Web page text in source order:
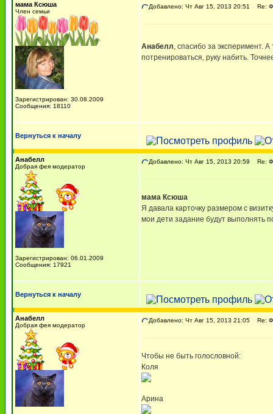
мама Ксюша
Член семьи
Зарегистрирован: 30.08.2009
Сообщения: 18110
Добавлено: Чт Авг 15, 2013 20:51 Re:
Анабелл, спасибо за эксперимент.
потренироваться, руку набить.
Вернуться к началу
Анабелл
Добрая фея модератор
Зарегистрирован: 06.01.2009
Сообщения: 17921
Добавлено: Чт Авг 15, 2013 20:59 Re:
мама Ксюша
Я давала карточку размером с
мои дети задание будут выполнять
Вернуться к началу
Анабелл
Добрая фея модератор
Добавлено: Чт Авг 15, 2013 21:05 Re:
Чтобы не быть голословной:
Коля
Арина